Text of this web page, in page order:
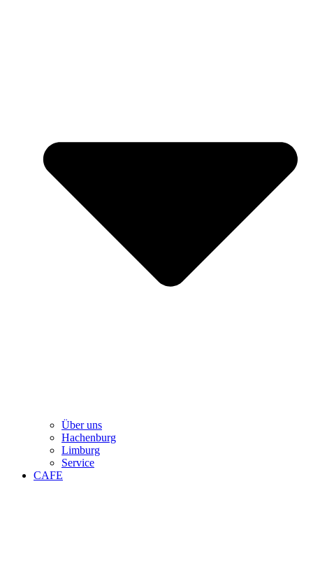
Über uns
Hachenburg
Limburg
Service
CAFE